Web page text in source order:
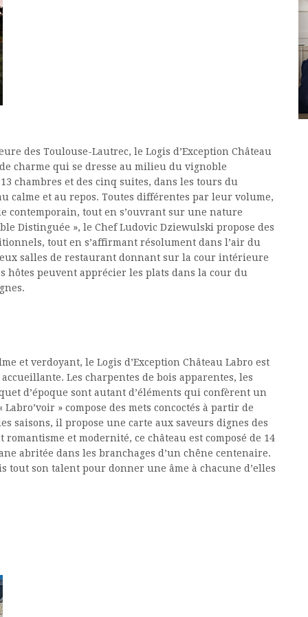
des Toulouse-Lautrec, le Logis d’Exception Château
charme qui se dresse au milieu du vignoble
chambres et des cinq suites, dans les tours du
calme et au repos. Toutes différentes par leur volume,
contemporain, tout en s’ouvrant sur une nature
Distinguée », le Chef Ludovic Dziewulski propose des
tout en s’affirmant résolument dans l’air du
salles de restaurant donnant sur la cour intérieure
hôtes peuvent apprécier les plats dans la cour du
et verdoyant, le Logis d’Exception Château Labro est
Les charpentes de bois apparentes, les
d’époque sont autant d’éléments qui confèrent un
» compose des mets concoctés à partir de
saisons, il propose une carte aux saveurs dignes des
et modernité, ce château est composé de 14
abritée dans les branchages d’un chêne centenaire.
tout son talent pour donner une âme à chacune d’elles